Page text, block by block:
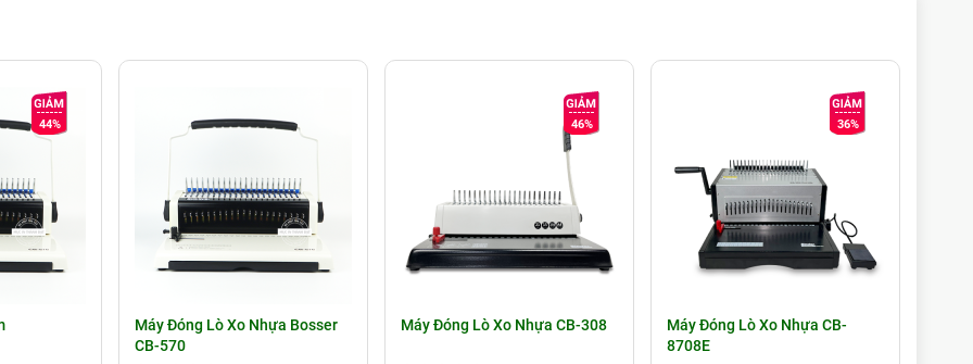
bỏ lỗ
gáy để khi tao tác được chuẩn xác và thẳng đều.
chắc chắn và có thời gian sử dụng lâu dài giúp khách hàng tiết kiệm chi phí.
chắn
kim loại, có phủ lớp tĩnh điện giúp chống gỉ và không bị oxy hóa theo thời gian.
lớn và vừa
nghiệp, đóng số lượng lớn phục vụ chủ yếu cho các doanh nghiệp có quy mô lớn, các cửa hàng chuyên nghiệp
44%
Máy Đóng Lò Xo Nhựa Bosser
CB-570
46%
Máy Đóng Lò Xo Nhựa CB-308
36%
Máy Đóng Lò Xo Nhựa CB-
8708E